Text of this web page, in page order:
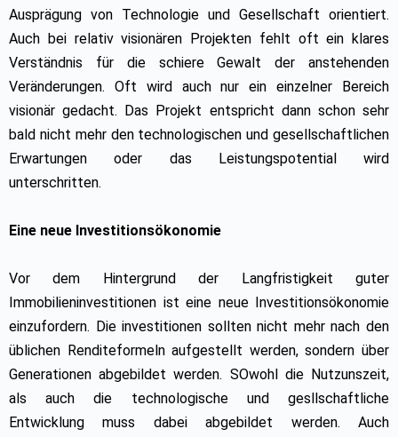
Ausprägung von Technologie und Gesellschaft orientiert.
Auch bei relativ visionären Projekten fehlt oft ein klares
Verständnis für die schiere Gewalt der anstehenden
Veränderungen. Oft wird auch nur ein einzelner Bereich
visionär gedacht. Das Projekt entspricht dann schon sehr
bald nicht mehr den technologischen und gesellschaftlichen
Erwartungen oder das Leistungspotential wird
unterschritten.
Eine neue Investitionsökonomie
Vor dem Hintergrund der Langfristigkeit guter
Immobilieninvestitionen ist eine neue Investitionsökonomie
einzufordern. Die investitionen sollten nicht mehr nach den
üblichen Renditeformeln aufgestellt werden, sondern über
Generationen abgebildet werden. SOwohl die Nutzunszeit,
als auch die technologische und gesllschaftliche
Entwicklung muss dabei abgebildet werden. Auch